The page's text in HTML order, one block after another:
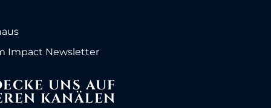
Impact Newsletter
UNS AUF
KANÄLEN